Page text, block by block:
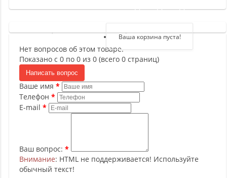
Регистрация
Авторизация
Ваша корзина пуста!
Нет вопросов об этом товаре.
Показано с 0 по 0 из 0 (всего 0 страниц)
Написать вопрос
Ваше имя
Телефон
E-mail
Ваш вопрос:
Внимание: HTML не поддерживается! Используйте
обычный текст!